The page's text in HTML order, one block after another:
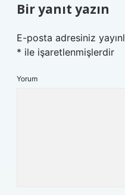
Bir yanıt yazın
E-posta adresiniz
* ile işaretlenmişlerdir
Yorum